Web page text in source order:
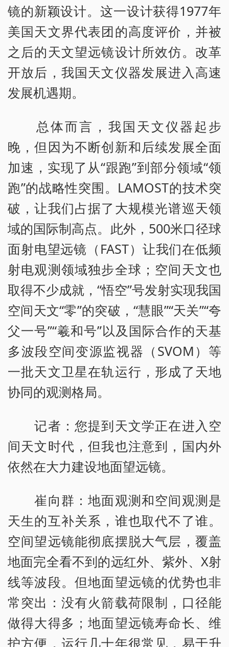
镜的新颖设计。这一设计获得1977年
美国天文界代表团的高度评价，并被
之后的天文望远镜设计所效仿。改革
开放后，我国天文仪器发展进入高速
发展机遇期。
总体而言，我国天文仪器起步
晚，但因为不断创新和后续发展全面
加速，实现了从“跟跑”到部分领域“领
跑”的战略性突围。LAMOST的技术突
破，让我们占据了大规模光谱巡天领
域的国际制高点。此外，500米口径球
面射电望远镜（FAST）让我们在低频
射电观测领域独步全球；空间天文也
取得不少成就，“悟空”号发射实现我国
空间天文“零”的突破，“慧眼”“天关”“夸
父一号”“羲和号”以及国际合作的天基
多波段空间变源监视器（SVOM）等
一批天文卫星在轨运行，形成了天地
协同的观测格局。
记者：您提到天文学正在进入空
间天文时代，但我也注意到，国内外
依然在大力建设地面望远镜。
崔向群：地面观测和空间观测是
天生的互补关系，谁也取代不了谁。
空间望远镜能彻底摆脱大气层，覆盖
地面完全看不到的远红外、紫外、X射
线等波段。但地面望远镜的优势也非
常突出：没有火箭载荷限制，口径能
做得大得多；地面望远镜寿命长、维
护方便，运行几十年很常见，易于升